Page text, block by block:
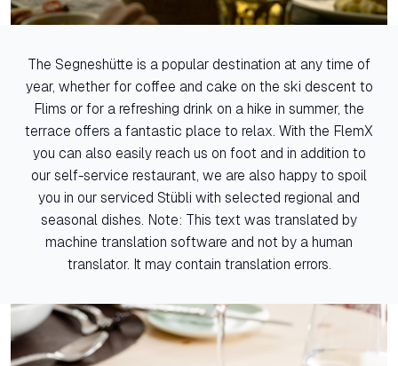
The Segneshütte is a popular destination at any time of
year, whether for coffee and cake on the ski descent to
Flims or for a refreshing drink on a hike in summer, the
terrace offers a fantastic place to relax. With the FlemX
you can also easily reach us on foot and in addition to
our self-service restaurant, we are also happy to spoil
you in our serviced Stübli with selected regional and
seasonal dishes. Note: This text was translated by
machine translation software and not by a human
translator. It may contain translation errors.